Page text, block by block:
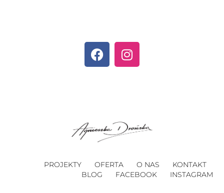
PROJEKTY OFERTA O NAS
KONTAKT
BLOG
FACEBOOK INSTAGRAM